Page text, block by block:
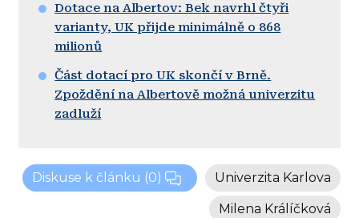
Dotace na Albertov: Bek navrhl čtyři
varianty, UK přijde minimálně o 868
milionů
Část dotací pro UK skončí v Brně.
Zpoždění na Albertově možná univerzitu
zadluží
Diskuse k článku (0) Univerzita Karlova
Milena Králíčková